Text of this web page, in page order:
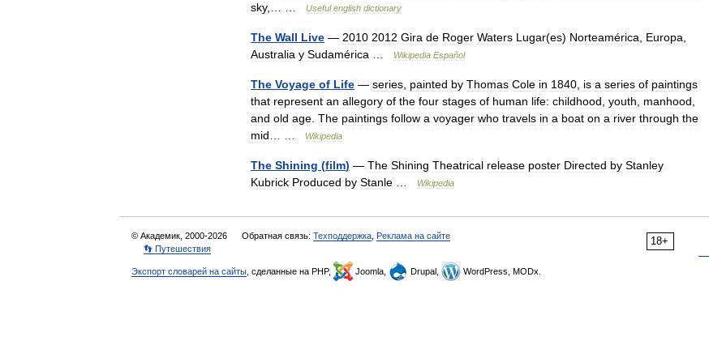
sky,… … Useful english dictionary
The Wall Live — 2010 2012 Gira de Roger Waters Lugar(es) Norteamérica Europa
Australia y Sudamérica Wikipedia Español
The Voyage of Life — series painted by Thomas Cole in 1840 is a series of paintings
that represent an allegory of the four stages of human life: childhood youth manhood
and old age The paintings follow a voyager who travels in a boat on a river through the
mid
Wikipedia
The Shining (film) — The Shining Theatrical release poster Directed by Stanley
Kubrick Produced by Stanle Wikipedia
18+
© Академик, 2000-2026 Обратная связь: Техподдержка Реклама на сайте
👣 Путешествия
Экспорт словарей на сайты , сделанные на PHP, Joomla, Drupal, WordPress, MODx.